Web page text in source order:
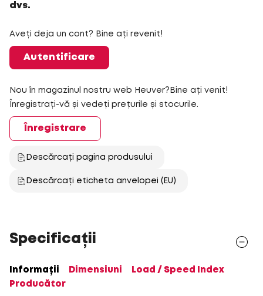
dvs.
Aveți deja un cont? Bine ați revenit!
Autentificare
Nou în magazinul nostru web Heuver?Bine ați venit!
Înregistrați-vă și vedeți prețurile și stocurile.
Înregistrare
Descărcați pagina produsului
Descărcați eticheta anvelopei (EU)
Specificații
Informații Dimensiuni
Load / Speed Index
Producător